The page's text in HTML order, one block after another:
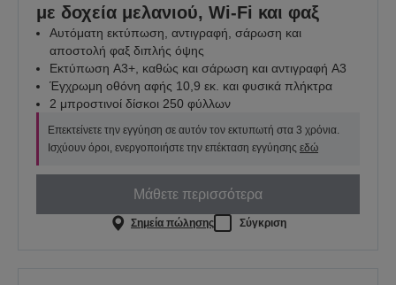
με δοχεία μελανιού, Wi-Fi και φαξ
Αυτόματη εκτύπωση, αντιγραφή, σάρωση και
αποστολή φαξ διπλής όψης
Εκτύπωση A3+, καθώς και σάρωση και αντιγραφή A3
Έγχρωμη οθόνη αφής 10,9 εκ. και φυσικά πλήκτρα
2 μπροστινοί δίσκοι 250 φύλλων
Επεκτείνετε την εγγύηση σε αυτόν τον εκτυπωτή στα 3 χρόνια.
Ισχύουν όροι, ενεργοποιήστε την επέκταση εγγύησης εδώ
Μάθετε περισσότερα
Σημεία πώλησης Σύγκριση